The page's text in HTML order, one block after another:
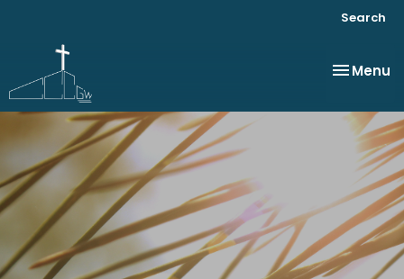
Search
Toggle
Menu